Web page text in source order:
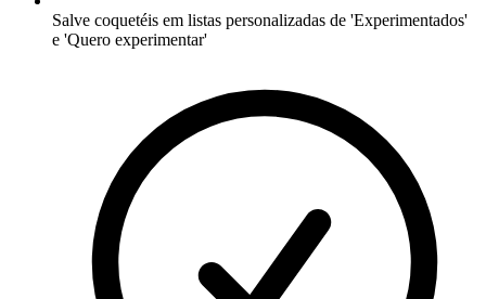
Salve coquetéis em listas personalizadas de 'Experimentados'
e 'Quero experimentar'